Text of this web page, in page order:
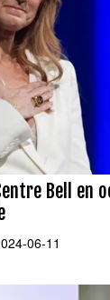
Bell en
06-11